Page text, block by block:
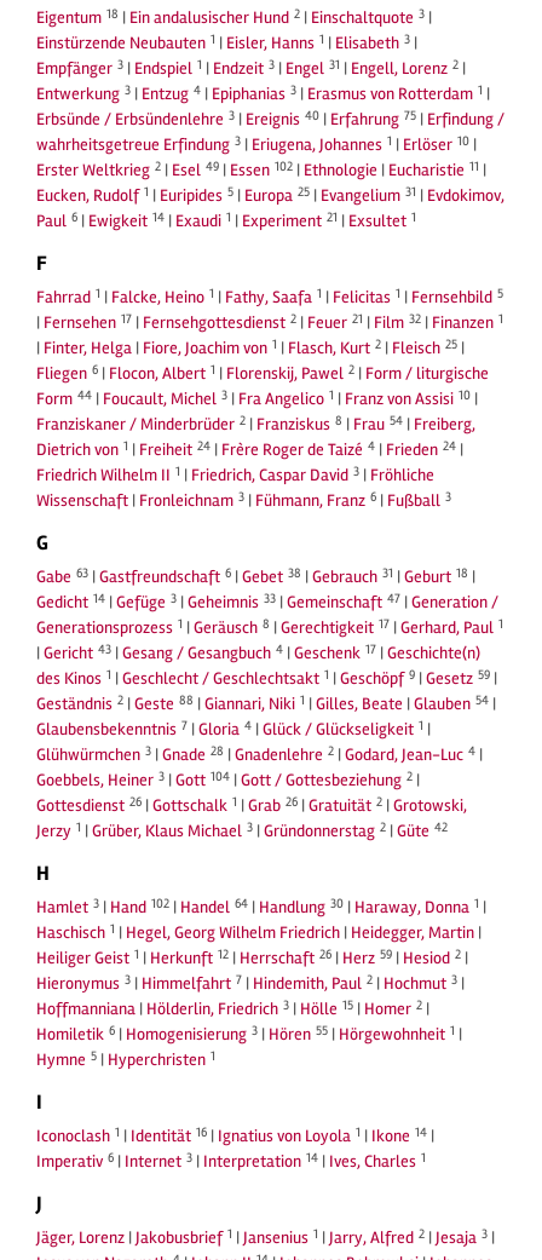
Eigentum 18 | Ein andalusischer Hund 2 | Einschaltquote 3 |
Einstürzende Neubauten 1 | Eisler, Hanns 1 | Elisabeth 3 |
Empfänger 3 | Endspiel 1 | Endzeit 3 | Engel 31 | Engell, Lorenz 2 |
Entwerkung 3 | Entzug 4 | Epiphanias 3 | Erasmus von Rotterdam 1 |
Erbsünde / Erbsündenlehre 3 | Ereignis 40 | Erfahrung 75 | Erfindung /
wahrheitsgetreue Erfindung 3 | Eriugena, Johannes 1 | Erlöser 10 |
Erster Weltkrieg 2 | Esel 49 | Essen 102 | Ethnologie | Eucharistie 11 |
Eucken, Rudolf 1 | Euripides 5 | Europa 25 | Evangelium 31 | Evdokimov,
Paul 6 | Ewigkeit 14 | Exaudi 1 | Experiment 21 | Exsultet 1
F
Fahrrad 1 | Falcke, Heino 1 | Fathy, Saafa 1 | Felicitas 1 | Fernsehbild 5
| Fernsehen 17 | Fernsehgottesdienst 2 | Feuer 21 | Film 32 | Finanzen 1
| Finter, Helga | Fiore, Joachim von 1 | Flasch, Kurt 2 | Fleisch 25 |
Fliegen 6 | Flocon, Albert 1 | Florenskij, Pawel 2 | Form / liturgische
Form 44 | Foucault, Michel 3 | Fra Angelico 1 | Franz von Assisi 10 |
Franziskaner / Minderbrüder 2 | Franziskus 8 | Frau 54 | Freiberg,
Dietrich von 1 | Freiheit 24 | Frère Roger de Taizé 4 | Frieden 24 |
Friedrich Wilhelm II 1 | Friedrich, Caspar David 3 | Fröhliche
Wissenschaft | Fronleichnam 3 | Fühmann, Franz 6 | Fußball 3
G
Gabe 63 |Gastfreundschaft 6 |Gebet 38 |Gebrauch 31 |Geburt 18 |
Gedicht 14 |Gefüge 3 |Geheimnis 33 |Gemeinschaft 47 |Generation /
Generationsprozess 1 |Geräusch 8 |Gerechtigkeit 17 |Gerhard, Paul 1
|Gericht 43 |Gesang / Gesangbuch 4 |Geschenk 17 |Geschichte(n)
des Kinos 1 |Geschlecht / Geschlechtsakt 1 |Geschöpf 9 |Gesetz 59 |
Geständnis 2 |Geste 88 |Giannari, Niki 1 |Gilles, Beate |Glauben 54 |
Glaubensbekenntnis 7 |Gloria 4 |Glück / Glückseligkeit 1 |
Glühwürmchen 3 |Gnade 28 |Gnadenlehre 2 |Godard, Jean-Luc 4 |
Goebbels, Heiner 3 |Gott 104 |Gott / Gottesbeziehung 2 |
Gottesdienst 26 |Gottschalk 1 |Grab 26 |Gratuität 2 |Grotowski,
Jerzy 1 |Grüber, Klaus Michael 3 |Gründonnerstag 2 |Güte 42
H
Hamlet 3 | Hand 102 | Handel 64 | Handlung 30 | Haraway, Donna 1 |
Haschisch 1 | Hegel, Georg Wilhelm Friedrich | Heidegger, Martin |
Heiliger Geist 1 | Herkunft 12 | Herrschaft 26 | Herz 59 | Hesiod 2 |
Hieronymus 3 | Himmelfahrt 7 | Hindemith, Paul 2 | Hochmut 3 |
Hoffmanniana | Hölderlin, Friedrich 3 | Hölle 15 | Homer 2 |
Homiletik 6 | Homogenisierung 3 | Hören 55 | Hörgewohnheit 1 |
Hymne 5 | Hyperchristen 1
I
Iconoclash 1 | Identität 16 | Ignatius von Loyola 1 | Ikone 14 |
Imperativ 6 | Internet 3 | Interpretation 14 | Ives, Charles 1
J
Jäger, Lorenz | Jakobusbrief 1 | Jansenius 1 | Jarry, Alfred 2 | Jesaja 3 |